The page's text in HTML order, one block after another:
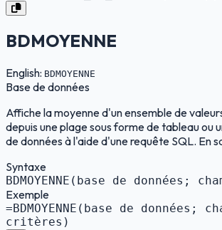
BDMOYENNE
English: BDMOYENNE
Base de données
Affiche la moyenne d'un ensemble de
depuis une plage sous forme de tableau ou
de données à l'aide d'une requête SQL. En
Syntaxe
BDMOYENNE(base de données;
Exemple
=BDMOYENNE(base de données;
critères)